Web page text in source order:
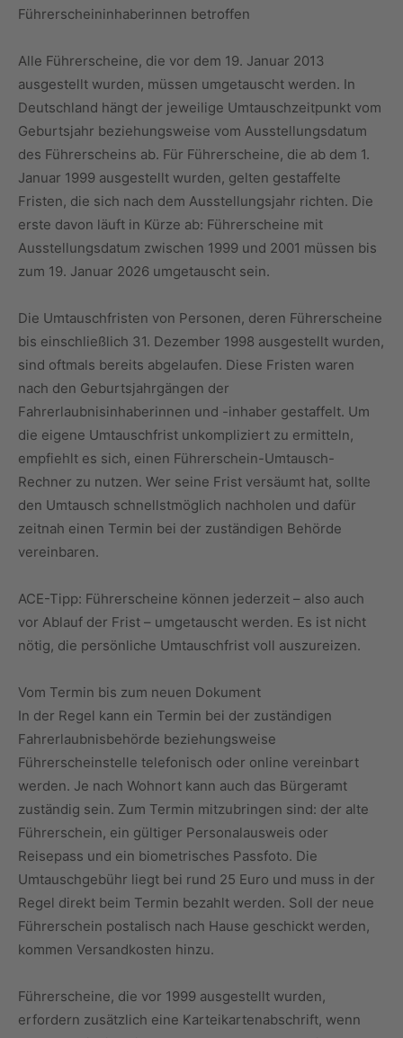
Führerscheininhaberinnen betroffen
Alle Führerscheine, die vor dem 19. Januar 2013
ausgestellt wurden, müssen umgetauscht werden. In
Deutschland hängt der jeweilige Umtauschzeitpunkt vom
Geburtsjahr beziehungsweise vom Ausstellungsdatum
des Führerscheins ab. Für Führerscheine, die ab dem 1.
Januar 1999 ausgestellt wurden, gelten gestaffelte
Fristen, die sich nach dem Ausstellungsjahr richten. Die
erste davon läuft in Kürze ab: Führerscheine mit
Ausstellungsdatum zwischen 1999 und 2001 müssen bis
zum 19. Januar 2026 umgetauscht sein.
Die Umtauschfristen von Personen, deren Führerscheine
bis einschließlich 31. Dezember 1998 ausgestellt wurden,
sind oftmals bereits abgelaufen. Diese Fristen waren
nach den Geburtsjahrgängen der
Fahrerlaubnisinhaberinnen und -inhaber gestaffelt. Um
die eigene Umtauschfrist unkompliziert zu ermitteln,
empfiehlt es sich, einen Führerschein-Umtausch-
Rechner zu nutzen. Wer seine Frist versäumt hat, sollte
den Umtausch schnellstmöglich nachholen und dafür
zeitnah einen Termin bei der zuständigen Behörde
vereinbaren.
ACE-Tipp: Führerscheine können jederzeit – also auch
vor Ablauf der Frist – umgetauscht werden. Es ist nicht
nötig, die persönliche Umtauschfrist voll auszureizen.
Vom Termin bis zum neuen Dokument
In der Regel kann ein Termin bei der zuständigen
Fahrerlaubnisbehörde beziehungsweise
Führerscheinstelle telefonisch oder online vereinbart
werden. Je nach Wohnort kann auch das Bürgeramt
zuständig sein. Zum Termin mitzubringen sind: der alte
Führerschein, ein gültiger Personalausweis oder
Reisepass und ein biometrisches Passfoto. Die
Umtauschgebühr liegt bei rund 25 Euro und muss in der
Regel direkt beim Termin bezahlt werden. Soll der neue
Führerschein postalisch nach Hause geschickt werden,
kommen Versandkosten hinzu.
Führerscheine, die vor 1999 ausgestellt wurden,
erfordern zusätzlich eine Karteikartenabschrift, wenn